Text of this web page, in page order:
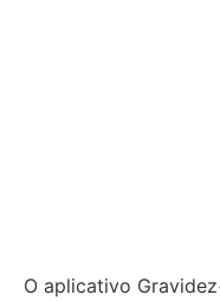
O aplicativo